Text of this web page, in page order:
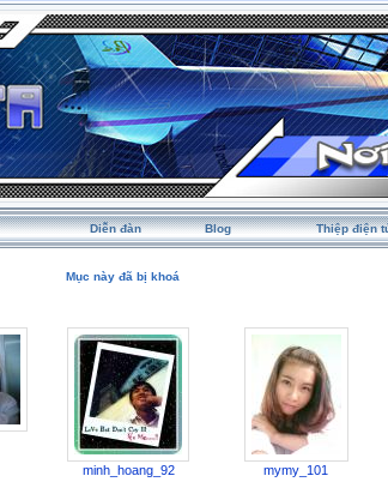
Diễn đàn Blog Thiệp điện
Mục này đã bị khoá
minh_hoang_92 mymy_101